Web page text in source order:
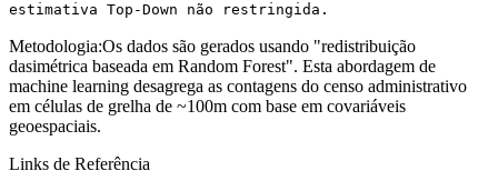
estimativa Top-Down não restringida.
Metodologia:Os dados são gerados usando "redistribuição
dasimétrica baseada em Random Forest". Esta abordagem de
machine learning desagrega as contagens do censo administrativo
em células de grelha de ~100m com base em covariáveis
geoespaciais.
Links de Referência